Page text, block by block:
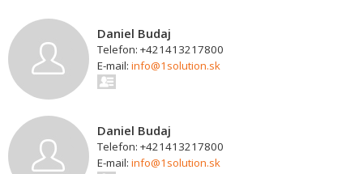
Daniel Budaj
Telefon: +421413217800
E-mail: info@1solution.sk
Daniel Budaj
Telefon: +421413217800
E-mail: info@1solution.sk